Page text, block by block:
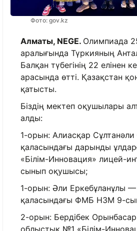
Фото: gov.kz
Алматы, NEGE. Олимпиада
аралығында Түркияның
Балқан түбегінің 22 елінен
арасында өтті. Қазақстан
қатысты.
Біздің мектеп оқушылары
алды:
1-орын: Алиасқар
қаласындағы дарынды
«Білім-Инновация» лицей-
сынып оқушысы;
1-орын: Әли Еркебұланұлы
қаласындағы ФМБ НЗМ 9-
2-орын: Бердібек